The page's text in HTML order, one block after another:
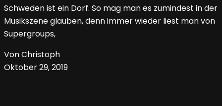
Schweden ist ein Dorf. So mag man es zumindest in der
Musikszene glauben, denn immer wieder liest man von
Supergroups,
Von Christoph
Oktober 29, 2019